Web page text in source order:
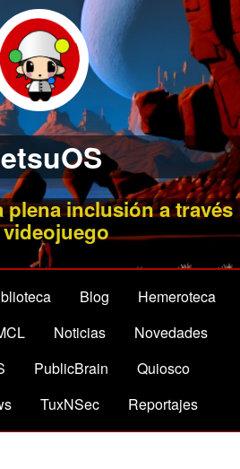
inclusión a través
Blog
Hemeroteca
Noticias
Novedades
PublicBrain
Quiosco
TuxNSec Reportajes